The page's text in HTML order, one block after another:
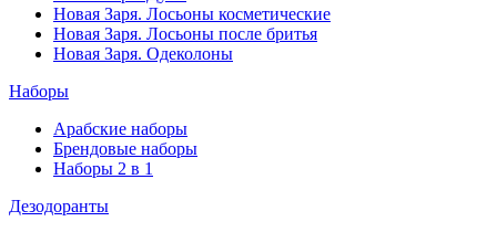
Новая Заря. Лосьоны косметические
Новая Заря. Лосьоны после бритья
Новая Заря. Одеколоны
Наборы
Арабские наборы
Брендовые наборы
Наборы 2 в 1
Дезодоранты